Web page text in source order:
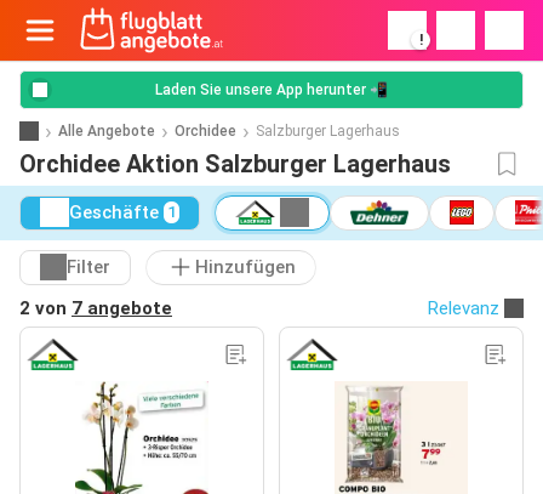
!
Laden Sie unsere App herunter 📲
Alle Angebote Orchidee Salzburger Lagerhaus
Orchidee Aktion Salzburger Lagerhaus
Geschäfte 1
Filter
Hinzufügen
2 von 7 angebote Relevanz